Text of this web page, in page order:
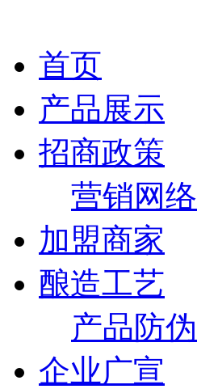
首页
产品展示
招商政策
营销网络
加盟商家
酿造工艺
产品防伪
企业广宣